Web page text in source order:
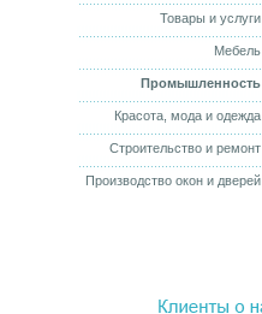
Товары и услуги
Мебель
Промышленность
Красота, мода и одежда
Строительство и ремонт
Производство окон и дверей